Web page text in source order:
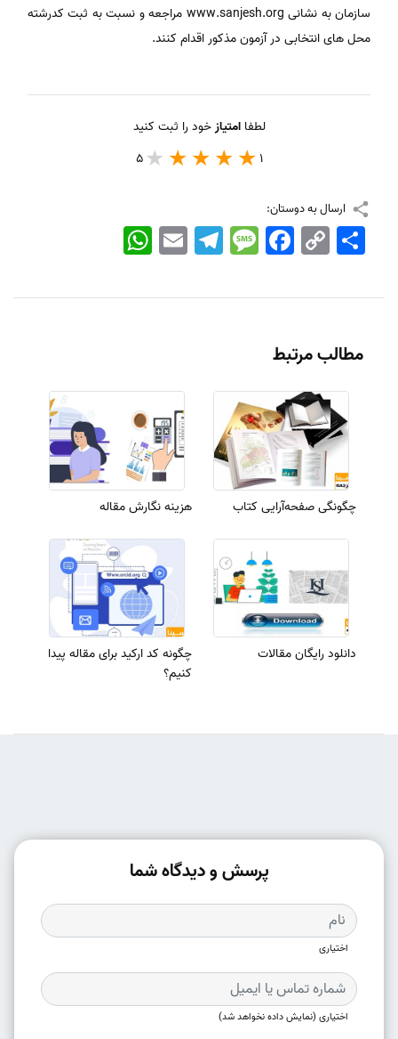
سازمان به نشانی www.sanjesh.org مراجعه و نسبت به ثبت کدرشته
محل های انتخابی در آزمون مذکور اقدام کنند.
لطفاامتیازخود را ثبت کنید
1
5
ارسال به دوستان:
WhatsApp EmailTelegramMessageFacebook Copy
Link
اشتراک
مطالب مرتبط
چگونگی صفحه‌آرایی کتاب هزینه نگارش مقاله
دانلود رایگان مقالات
چگونه کد ارکید برای مقاله پیدا
کنیم؟
پرسش و دیدگاه شما
اختیاری
اختیاری (نمایش داده نخواهد شد)